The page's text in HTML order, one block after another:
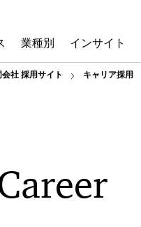
業種別 インサイト
社 採用サイト キャリア採用